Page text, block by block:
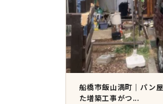
船橋市飯山満町｜パン
た増築工事がつ...